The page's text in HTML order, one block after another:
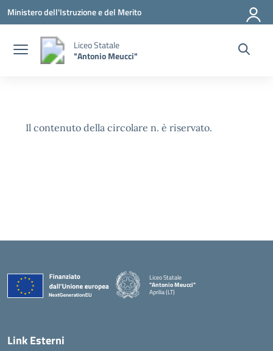
Vai ai contenuti
Vai al menu di navigazione
Vai al footer
Ministero dell'Istruzione e del Merito
Liceo Statale
"Antonio Meucci"
Il contenuto della circolare n. è riservato.
Liceo Statale
"Antonio Meucci"
Aprilia (LT)
Link Esterni